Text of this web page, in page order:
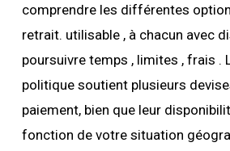
comprendre les différentes
retrait. utilisable , à chacun avec
poursuivre temps , limites , frais .
politique soutient plusieurs
paiement, bien que leur
fonction de votre situation